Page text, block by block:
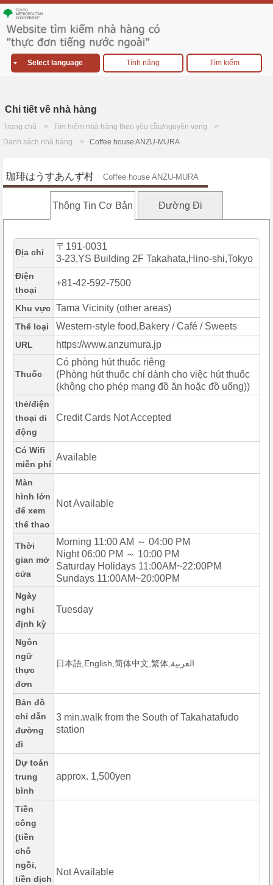
Select language Tính năng Tìm kiếm
Chi tiết về nhà hàng
Trang chủ
Tìm hiếm nhà hàng theo yêu cầu/nguyện vọng
Danh sách nhà hàng
Coffee house ANZU-MURA
珈琲はうすあんず村 Coffee house ANZU-MURA
Thông Tin Cơ Bản Đường Đi
Địa chỉ
〒191-0031
3-23,YS Building 2F Takahata,Hino-shi,Tokyo
Điện
thoại
+81-42-592-7500
Khu vực Tama Vicinity (other areas)
Thể loại Western-style food,Bakery / Café / Sweets
URL https://www.anzumura.jp
Thuốc
Có phòng hút thuốc riêng
(Phòng hút thuốc chỉ dành cho việc hút thuốc
(không cho phép mang đồ ăn hoặc đồ uống))
thẻ/điện
thoại di
động
Credit Cards Not Accepted
Có Wifi
miễn phí
Available
Màn
hình lớn
để xem
thể thao
Not Available
Thời
gian mở
cửa
Morning 11:00 AM ～ 04:00 PM
Night 06:00 PM ～ 10:00 PM
Saturday Holidays 11:00AM~22:00PM
Sundays 11:00AM~20:00PM
Ngày
nghỉ
định kỳ
Tuesday
Ngôn
ngữ
thực
đơn
日本語,English,简体中文,繁体,العربية
Bản đồ
chỉ dẫn
đường
đi
3 min.walk from the South of Takahatafudo
station
Dự toán
trung
bình
approx. 1,500yen
Tiền
công
(tiền
chỗ
ngồi,
tiền dịch
Not Available